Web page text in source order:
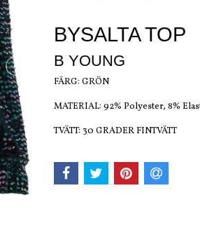
BYSALTA TOP
B YOUNG
FÄRG: GRÖN
MATERIAL: 92% Polyester, 8%
TVÄTT: 30 GRADER FINTVÄTT